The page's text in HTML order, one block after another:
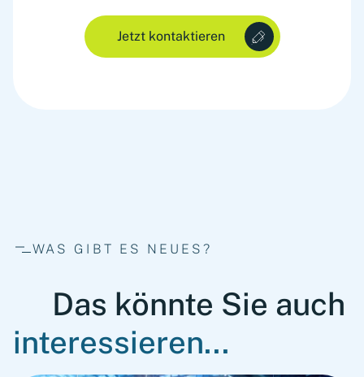
Jetzt kontaktieren
WAS GIBT ES NEUES?
Das könnte Sie auch
interessieren...